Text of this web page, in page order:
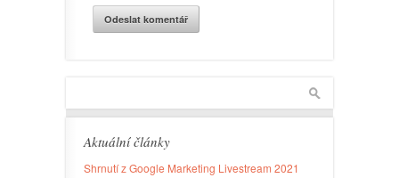
Aktuální články
Shrnutí z Google Marketing Livestream 2021